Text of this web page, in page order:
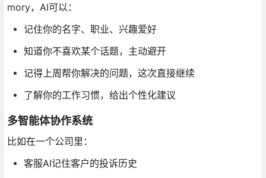
mory，AI可以：
记住你的名字、职业、兴趣爱好
知道你不喜欢某个话题，主动避开
记得上周帮你解决的问题，这次直接继续
了解你的工作习惯，给出个性化建议
多智能体协作系统
比如在一个公司里：
客服AI记住客户的投诉历史